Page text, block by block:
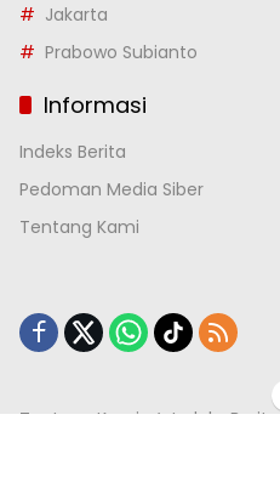
Jakarta
Prabowo Subianto
Informasi
Indeks Berita
Pedoman Media Siber
Tentang Kami
Tentang Kami Indeks Berita